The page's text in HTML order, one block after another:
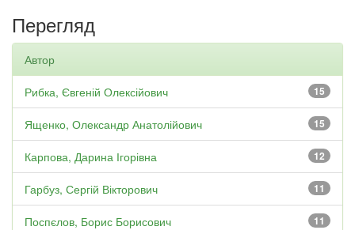
Перегляд
Автор
15
Рибка, Євгеній Олексійович
15
Ященко, Олександр Анатолійович
12
Карпова, Дарина Ігорівна
11
Гарбуз, Сергій Вікторович
11
Поспєлов, Борис Борисович